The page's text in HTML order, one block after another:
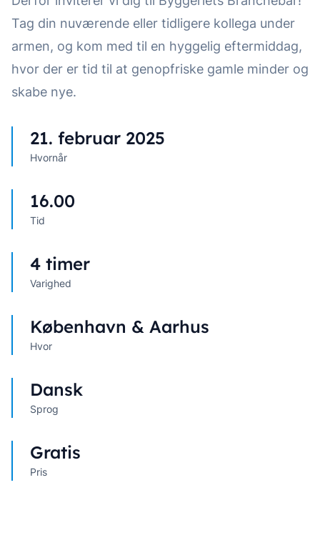
Tag din nuværende eller tidligere kollega under
armen, og kom med til en hyggelig eftermiddag,
hvor der er tid til at genopfriske gamle minder og
skabe nye.
Hvornår
21. februar 2025
Tid
16.00
Varighed
4 timer
Hvor
København & Aarhus
Sprog
Dansk
Pris
Gratis